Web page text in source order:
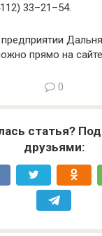
33–21–54.
прямо на
0
статья?
друзьями: